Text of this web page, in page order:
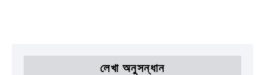
লেখা অনুসন্ধান